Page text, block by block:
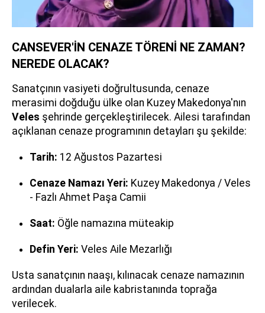
CANSEVER'İN CENAZE TÖRENİ NE ZAMAN?
NEREDE OLACAK?
Sanatçının vasiyeti doğrultusunda, cenaze
merasimi doğduğu ülke olan Kuzey Makedonya'nın
Veles şehrinde gerçekleştirilecek. Ailesi tarafından
açıklanan cenaze programının detayları şu şekilde:
Tarih: 12 Ağustos Pazartesi
Cenaze Namazı Yeri: Kuzey Makedonya / Veles
- Fazlı Ahmet Paşa Camii
Saat: Öğle namazına müteakip
Defin Yeri: Veles Aile Mezarlığı
Usta sanatçının naaşı, kılınacak cenaze namazının
ardından dualarla aile kabristanında toprağa
verilecek.